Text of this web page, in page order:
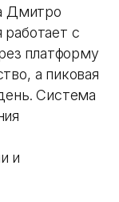
Дмитро
работает с
платформу
а пиковая
Система
и